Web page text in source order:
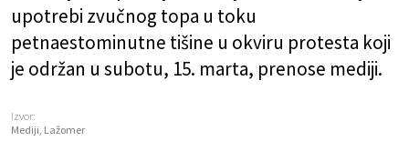
upotrebi zvučnog topa u toku
petnaestominutne tišine u okviru protesta koji
je održan u subotu, 15. marta, prenose mediji.
Izvor:
Mediji, Lažomer